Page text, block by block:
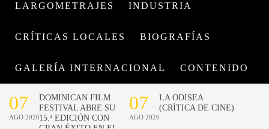
LARGOMETRAJES INDUSTRIA
CRÍTICAS LOCALES BIOGRAFÍAS
GALERÍA INTERNACIONAL CONTENIDO